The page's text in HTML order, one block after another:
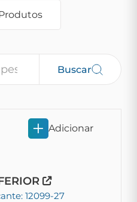
Buscar
12099-27
Adicionar